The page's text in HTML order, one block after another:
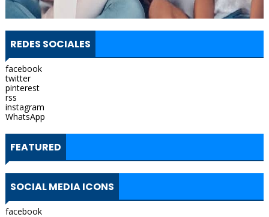
REDES SOCIALES
facebook
twitter
pinterest
rss
instagram
WhatsApp
FEATURED
SOCIAL MEDIA ICONS
facebook